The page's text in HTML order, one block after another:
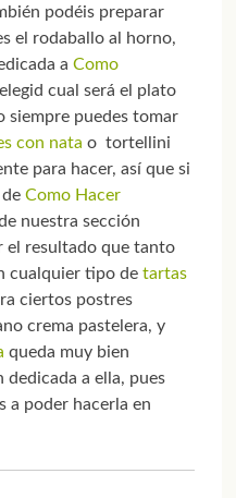
podéis preparar
el rodaballo al horno,
a Como
cual será el plato
siempre puedes tomar
con nata o tortellini
para hacer, así que si
Como Hacer
nuestra sección
el resultado que tanto
cualquier tipo de tartas
ciertos postres
crema pastelera, y
queda muy bien
dedicada a ella, pues
a poder hacerla en